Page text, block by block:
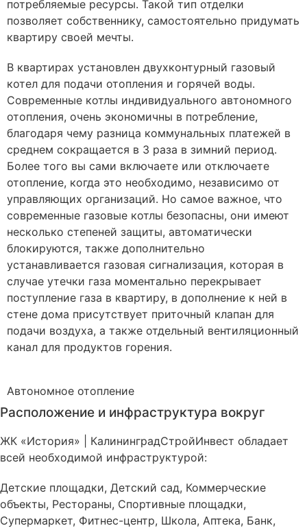
Автономное отопление
потребляемые ресурсы. Такой тип отделки
позволяет собственнику, самостоятельно придумать
квартиру своей мечты.
В квартирах установлен двухконтурный газовый
котел для подачи отопления и горячей воды.
Современные котлы индивидуального автономного
отопления, очень экономичны в потребление,
благодаря чему разница коммунальных платежей в
среднем сокращается в 3 раза в зимний период.
Более того вы сами включаете или отключаете
отопление, когда это необходимо, независимо от
управляющих организаций. Но самое важное, что
современные газовые котлы безопасны, они имеют
несколько степеней защиты, автоматически
блокируются, также дополнительно
устанавливается газовая сигнализация, которая в
случае утечки газа моментально перекрывает
поступление газа в квартиру, в дополнение к ней в
стене дома присутствует приточный клапан для
подачи воздуха, а также отдельный вентиляционный
канал для продуктов горения.
Расположение и инфраструктура вокруг
ЖК «История» | КалининградСтройИнвест обладает
всей необходимой инфраструктурой:
Детские площадки, Детский сад, Коммерческие
объекты, Рестораны, Спортивные площадки,
Супермаркет, Фитнес-центр, Школа, Аптека, Банк,